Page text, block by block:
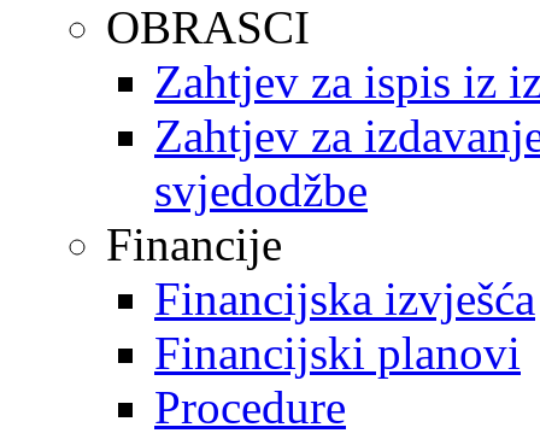
OBRASCI
Zahtjev za ispis iz
Zahtjev za
svjedodžbe
Financije
Financijska izvješća
Financijski planovi
Procedure